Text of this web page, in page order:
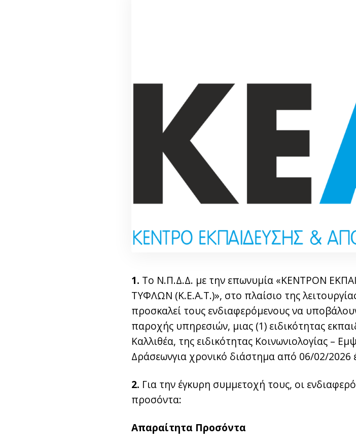
1. Το Ν.Π.Δ.Δ. με την επωνυμία «ΚΕΝΤΡΟΝ
ΤΥΦΛΩΝ (Κ.Ε.Α.Τ.)», στο πλαίσιο της
προσκαλεί τους ενδιαφερόμενους να
παροχής υπηρεσιών, μιας (1) ειδικότητας
Καλλιθέα, της ειδικότητας Κοινωνιολογίας –
Δράσεωνγια χρονικό διάστημα από 06/02/2026
2. Για την έγκυρη συμμετοχή τους, οι
προσόντα:
Απαραίτητα Προσόντα